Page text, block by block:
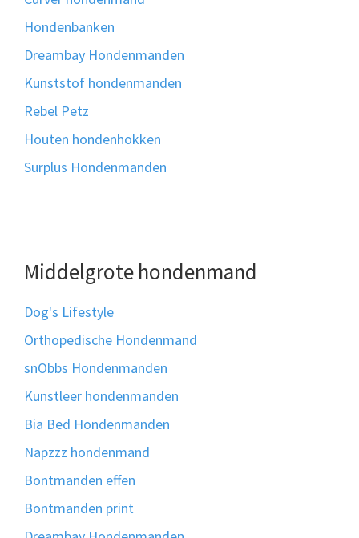
Hondenbanken
Dreambay Hondenmanden
Kunststof hondenmanden
Rebel Petz
Houten hondenhokken
Surplus Hondenmanden
Middelgrote hondenmand
Dog's Lifestyle
Orthopedische Hondenmand
snObbs Hondenmanden
Kunstleer hondenmanden
Bia Bed Hondenmanden
Napzzz hondenmand
Bontmanden effen
Bontmanden print